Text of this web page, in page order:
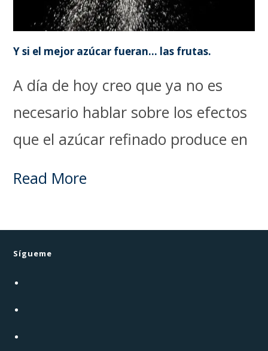
Y si el mejor azúcar fueran… las frutas.
A día de hoy creo que ya no es
necesario hablar sobre los efectos
que el azúcar refinado produce en
Read More
Sígueme